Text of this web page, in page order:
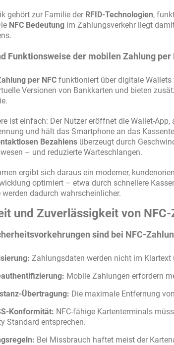
gehört zur Familie der RFID-Technologien,
NFC Bedeutung im Zahlungsverkehr liegt
Funktionsweise der mobilen Zahlung per
per NFC funktioniert über digitale Wallets
Versionen von Bankkarten und bieten
ist einfach: Der Nutzer eröffnet die Wallet-
und hält das Smartphone an das
Bezahlens überzeugt durch
– und reduzierte Warteschlangen.
ergibt sich daraus ein moderner,
optimiert – etwa durch schnellere
dadurch wahrscheinlicher.
und Zuverlässigkeit von
sind bei NFC-
Zahlungsdaten werden nicht im
Mobile Zahlungen erfordern
Übertragung: Die maximale Entfernung
Konformität: NFC-fähige Kartenterminals
Standard entsprechen.
Bei Missbrauch haftet meist der